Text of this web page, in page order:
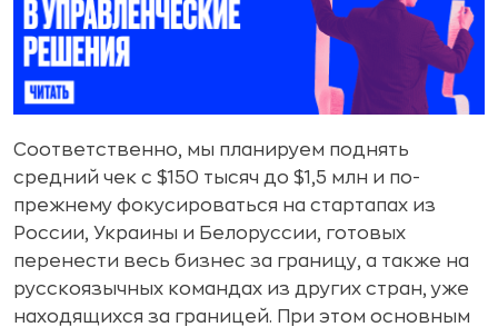
Соответственно, мы планируем поднять
средний чек с $150 тысяч до $1,5 млн и по-
прежнему фокусироваться на стартапах из
России, Украины и Белоруссии, готовых
перенести весь бизнес за границу, а также на
русскоязычных командах из других стран, уже
находящихся за границей. При этом основным